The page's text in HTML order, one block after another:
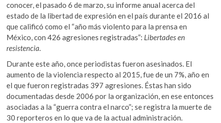
conocer, el pasado 6 de marzo, su informe anual acerca del
estado de la libertad de expresión en el país durante el 2016 al
que calificó como el “año más violento para la prensa en
México, con 426 agresiones registradas”: Libertades en
resistencia.
Durante este año, once periodistas fueron asesinados. El
aumento de la violencia respecto al 2015, fue de un 7%, año en
el que fueron registradas 397 agresiones. Éstas han sido
documentadas desde 2006 por la organización, en ese entonces
asociadas a la “guerra contra el narco”; se registra la muerte de
30 reporteros en lo que va de la actual administración.